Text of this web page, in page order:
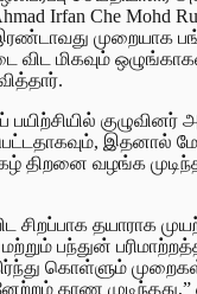
Irfan Che Mohd
முறையாக
மிகவும்
பயிற்சியில்
இதனால்
திறனை வழங்க
தயாராக
மற்றும் பந்துன்
கொள்ளும்
காண முடிந்தது,”